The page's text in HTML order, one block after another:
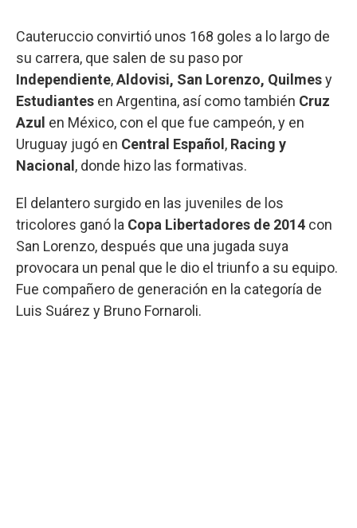
Cauteruccio convirtió unos 168 goles a lo largo de
su carrera, que salen de su paso por
Independiente,Aldovisi, San Lorenzo, Quilmesy
Estudiantes en Argentina, así como también Cruz
Azul en México, con el que fue campeón, y en
Uruguay jugó en Central Español , Racing y
Nacional , donde hizo las formativas.
El delantero surgido en las juveniles de los
tricolores ganó la Copa Libertadores de 2014 con
San Lorenzo, después que una jugada suya
provocara un penal que le dio el triunfo a su equipo.
Fue compañero de generación en la categoría de
Luis Suárez y Bruno Fornaroli.